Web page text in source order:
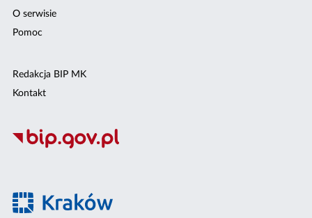
O serwisie
Pomoc
Redakcja BIP MK
Kontakt